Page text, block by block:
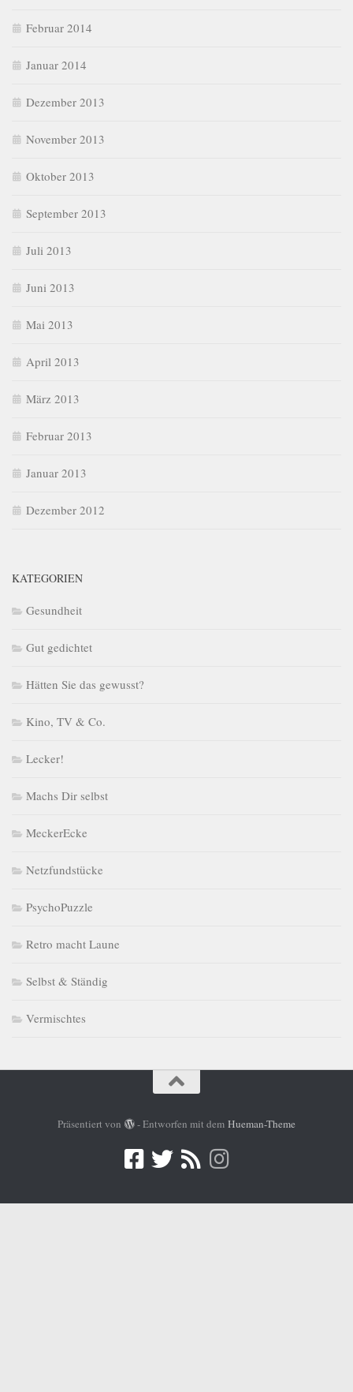
Februar 2014
Januar 2014
Dezember 2013
November 2013
Oktober 2013
September 2013
Juli 2013
Juni 2013
Mai 2013
April 2013
März 2013
Februar 2013
Januar 2013
Dezember 2012
KATEGORIEN
Gesundheit
Gut gedichtet
Hätten Sie das gewusst?
Kino, TV & Co.
Lecker!
Machs Dir selbst
MeckerEcke
Netzfundstücke
PsychoPuzzle
Retro macht Laune
Selbst & Ständig
Vermischtes
Präsentiert von - Entworfen mit demHueman-Theme